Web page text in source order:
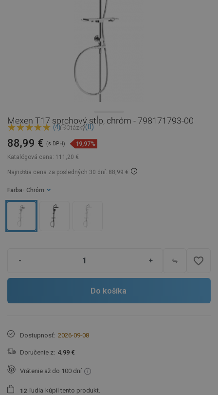
Mexen T17 sprchový stĺp, chróm - 798171793-00
(4) Otázky(0)
Katalógová cena: 111,20 €
88,99 € (s DPH) 19,97%
Najnižšia cena za posledných 30 dní: 88,99 €
Farba - Chróm
- + favorite_border
Do košíka
Dostupnosť: 2026-09-08
Doručenie z: 4.99 €
Vrátenie až do 100 dní
1 2 ľudia kúpil tento produkt.